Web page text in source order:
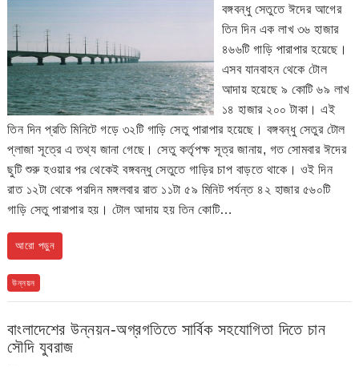
বঙ্গবন্ধু সেতুতে ঈদের আগের
তিন দিন এক লাখ ৩৬ হাজার
৪৬৬টি গাড়ি পারাপার হয়েছে।
এসব যানবাহন থেকে টোল
আদায় হয়েছে ৯ কোটি ৬৯ লাখ
১৪ হাজার ২০০ টাকা। এই
তিন দিন প্রতি মিনিটে গড়ে ৩২টি গাড়ি সেতু পারাপার হয়েছে। বঙ্গবন্ধু সেতুর টোল
প্লাজা সূত্রে এ তথ্য জানা গেছে। সেতু কর্তৃপক্ষ সূত্র জানায়, গত সোমবার ঈদের
ছুটি শুরু হওয়ার পর থেকেই বঙ্গবন্ধু সেতুতে গাড়ির চাপ বাড়তে থাকে। ওই দিন
রাত ১২টা থেকে পরদিন মঙ্গলবার রাত ১১টা ৫৯ মিনিট পর্যন্ত ৪২ হাজার ৫৬০টি
গাড়ি সেতু পারাপার হয়। টোল আদায় হয় তিন কোটি…
আরো পড়ুন
উন্নয়ন
বাংলাদেশের উন্নয়ন-অগ্রগতিতে সার্বিক সহযোগিতা দিতে চান
সৌদি যুবরাজ